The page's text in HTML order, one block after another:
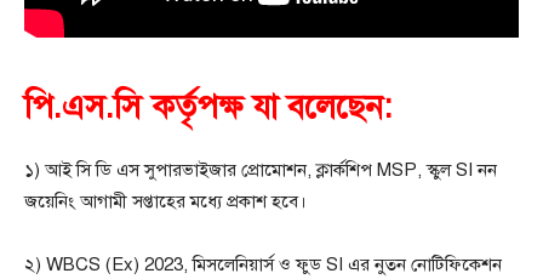
পি.এস.সি কর্তৃপক্ষ যা বলেছেন:
১) আই সি ডি এস সুপারভাইজার প্রোমোশন, ক্লার্কশিপ MSP, স্কুল SI নন
জয়েনিং আগামী সপ্তাহের মধ্যে প্রকাশ হবে।
২) WBCS (Ex) 2023, মিসলেনিয়ার্স ও ফুড SI এর নুতন নোটিফিকেশন